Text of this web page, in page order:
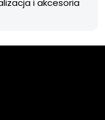
i akcesoria